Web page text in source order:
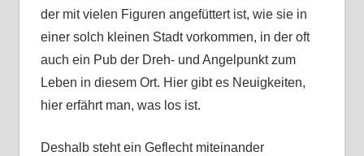
der mit vielen Figuren angefüttert ist, wie sie in
einer solch kleinen Stadt vorkommen, in der oft
auch ein Pub der Dreh- und Angelpunkt zum
Leben in diesem Ort. Hier gibt es Neuigkeiten,
hier erfährt man, was los ist.
Deshalb steht ein Geflecht miteinander